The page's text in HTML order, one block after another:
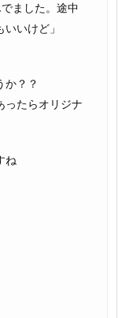
ました。途中
いけど」
か？？
ったらオリジナ
ね